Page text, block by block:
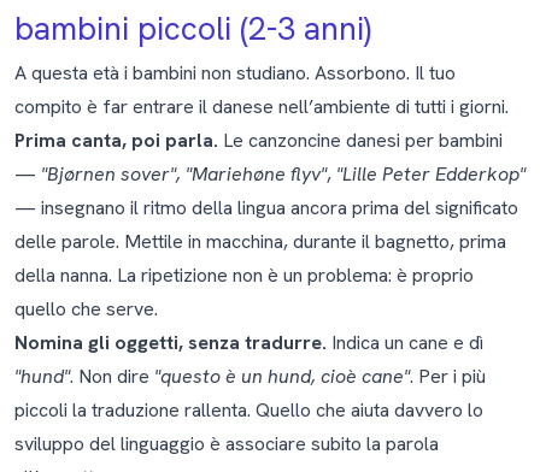
bambini piccoli (2-3 anni)
A questa età i bambini non studiano. Assorbono. Il tuo
compito è far entrare il danese nell’ambiente di tutti i giorni.
Prima canta, poi parla. Le canzoncine danesi per bambini
— "Bjørnen sover", "Mariehøne flyv", "Lille Peter Edderkop"
— insegnano il ritmo della lingua ancora prima del significato
delle parole. Mettile in macchina, durante il bagnetto, prima
della nanna. La ripetizione non è un problema: è proprio
quello che serve.
Nomina gli oggetti, senza tradurre. Indica un cane e dì
"hund". Non dire "questo è un hund, cioè cane". Per i più
piccoli la traduzione rallenta. Quello che aiuta davvero lo
sviluppo del linguaggio è associare subito la parola